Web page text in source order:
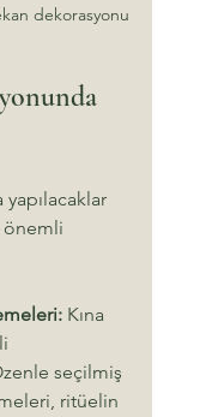
dekorasyonu
önemli
Kına
seçilmiş
ritüelin